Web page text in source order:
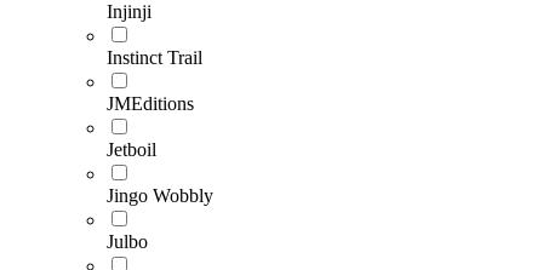
Injinji
Instinct Trail
JMEditions
Jetboil
Jingo Wobbly
Julbo